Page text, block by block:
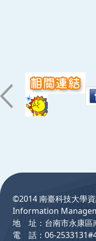
©2014 南臺科技大學
Information
地 址：台南市永康區
電 話：06-